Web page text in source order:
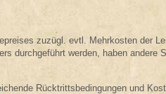
zuzügl. evtl. Mehrkosten der
durchgeführt werden, haben andere
Rücktrittsbedingungen und